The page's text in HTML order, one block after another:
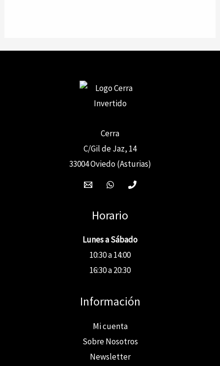
Cerra
C/Gil de Jaz, 14
33004 Oviedo (Asturias)
Horario
Lunes a Sábado
10:30 a 14:00
16:30 a 20:30
Información
Mi cuenta
Sobre Nosotros
Newsletter